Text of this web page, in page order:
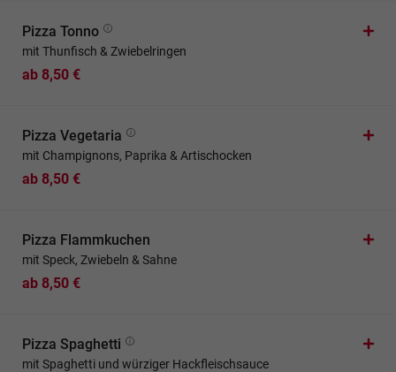
Pizza Tonno
mit Thunfisch & Zwiebelringen
ab 8,50 €
Pizza Vegetaria
mit Champignons, Paprika & Artischocken
ab 8,50 €
Pizza Flammkuchen
mit Speck, Zwiebeln & Sahne
ab 8,50 €
Pizza Spaghetti
mit Spaghetti und würziger Hackfleischsauce